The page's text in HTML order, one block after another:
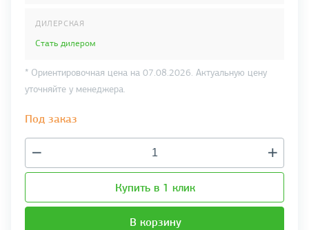
ДИЛЕРСКАЯ
Стать дилером
* Ориентировочная цена на 07.08.2026. Актуальную цену
уточняйте у менеджера.
Под заказ
Купить в 1 клик
В корзину